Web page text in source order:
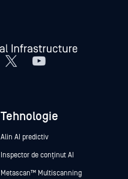
Tehnologie
Alin AI predictiv
Inspector de conținut AI
Metascan™ Multiscanning